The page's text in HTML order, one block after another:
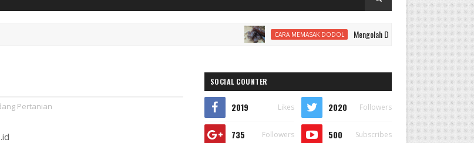
CARA MEMASAK DODOL Mengolah Dodol ALAT MESIN
Pertanian
SOCIAL COUNTER
2019 Likes 2020 Followers
735 Followers 500 Subscribes